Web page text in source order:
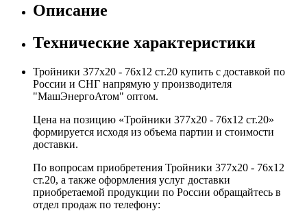
Описание
Технические характеристики
Тройники 377х20 - 76х12 ст.20 купить с доставкой по
России и СНГ напрямую у производителя
"МашЭнергоАтом" оптом.
Цена на позицию «Тройники 377х20 - 76х12 ст.20»
формируется исходя из объема партии и стоимости
доставки.
По вопросам приобретения Тройники 377х20 - 76х12
ст.20, а также оформления услуг доставки
приобретаемой продукции по России обращайтесь в
отдел продаж по телефону: